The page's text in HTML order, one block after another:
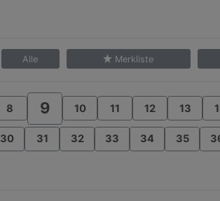
Alle Merkliste
8 9 10 11 12 13
30 31 32 33 34 35